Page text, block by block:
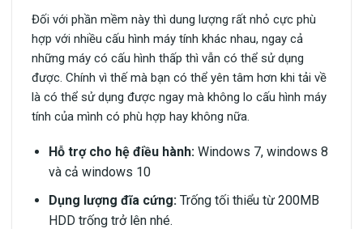
Đối với phần mềm này thì dung lượng rất nhỏ cực phù
hợp với nhiều cấu hình máy tính khác nhau, ngay cả
những máy có cấu hình thấp thì vẫn có thể sử dụng
được. Chính vì thế mà bạn có thể yên tâm hơn khi tải về
là có thể sử dụng được ngay mà không lo cấu hình máy
tính của mình có phù hợp hay không nữa.
Hỗ trợ cho hệ điều hành:Windows 7, windows 8
và cả windows 10
Dụng lượng đĩa cứng:Trống tối thiểu từ 200MB
HDD trống trở lên nhé.